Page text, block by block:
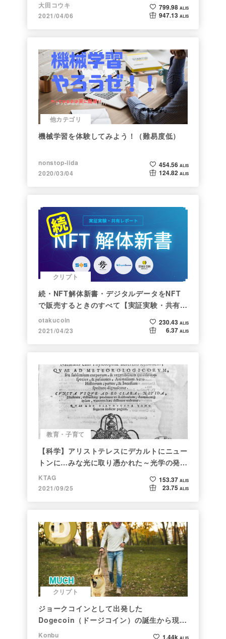
大田コウキ
2021/04/06
799.98 ALIS
947.13 ALIS
他カテゴリ
機械学習を体験してみよう！（難易度低）
nonstop-iida
2020/03/04
454.56 ALIS
124.82 ALIS
クリプト
続・NFT解体新書・デジタルデータをNFT
で販売するときのすべて【実証実験・共有レ
ポート】
otakucoin
2021/04/23
230.43 ALIS
6.37 ALIS
教育・子育て
【科学】アリストテレスにデカルトにニュー
トンに…みな光に取り憑かれた～光学の発展
～
KTAG
2021/09/25
153.37 ALIS
23.75 ALIS
クリプト
ジョークコインとして出発した
Dogecoin（ドージコイン）の誕生から現在
まで。注目される非証券性🐶
Konbu 1.44k ALIS